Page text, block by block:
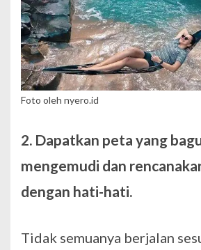
Foto oleh nyero.id
2. Dapatkan peta yang
mengemudi dan
dengan hati-hati.
Tidak semuanya berjalan